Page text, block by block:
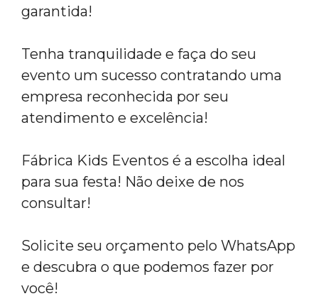
garantida!
Tenha tranquilidade e faça do seu
evento um sucesso contratando uma
empresa reconhecida por seu
atendimento e excelência!
Fábrica Kids Eventos é a escolha ideal
para sua festa! Não deixe de nos
consultar!
Solicite seu orçamento pelo WhatsApp
e descubra o que podemos fazer por
você!